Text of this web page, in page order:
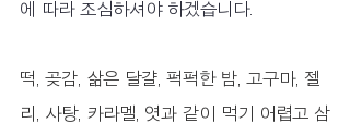
에 따라 조심하셔야 하겠습니다.
떡, 곶감, 삶은 달걀, 퍽퍽한 밤, 고구마, 젤
리, 사탕, 카라멜, 엿과 같이 먹기 어렵고 삼